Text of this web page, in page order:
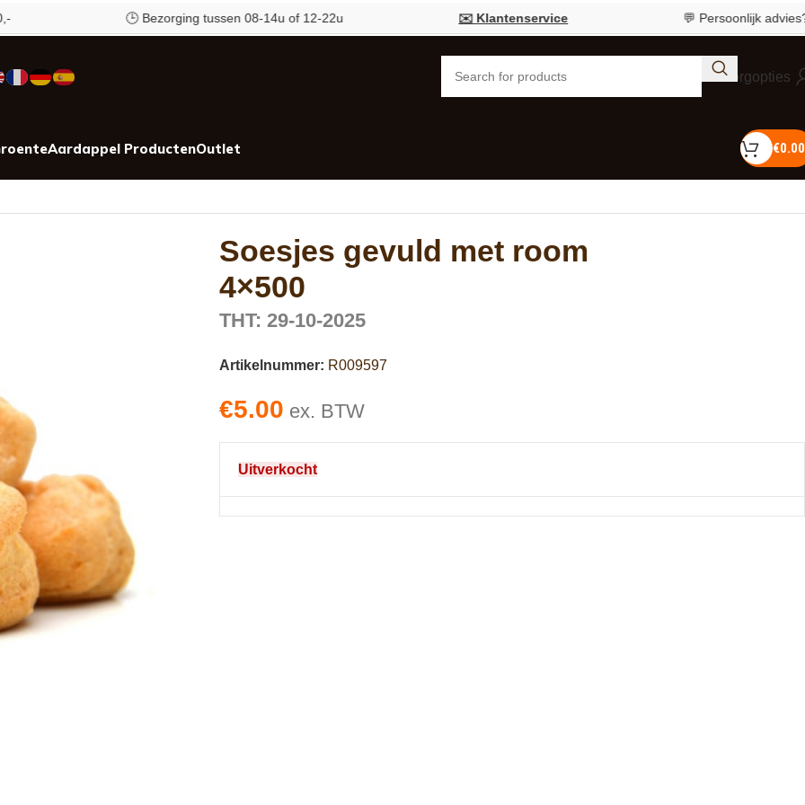
🕒 Bezorging tussen 08-14u of 12-22u ✉️ Klantenservice 💬 Persoonlijk advies? Bel
Bezorgopties
Aardappel ProductenOutlet €0.00
Soesjes gevuld met room
4×500
THT: 29-10-2025
Artikelnummer: R009597
€5.00 ex. BTW
Uitverkocht